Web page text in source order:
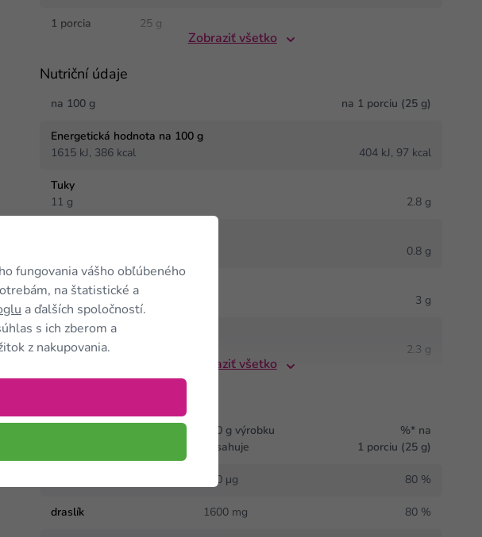
1 porcia 25 g
Zobraziť všetko
Nutriční údaje
na 100 g na 1 porciu (25 g)
Energetická hodnota na 100 g
1615 kJ, 386 kcal
404 kJ, 97 kcal
Tuky
11 g
2.8 g
0.8 g
Sacharidy
12 g
3 g
z toho cukry
9 g
2.3 g
Zobraziť všetko
100 g výrobku
obsahuje
%* na
1 porciu (25 g)
640 μg 80 %
draslík 1600 mg 80 %
fungovania vášho obľúbeného
na štatistické a
a ďalších spoločností.
s ich zberom a
z nakupovania.